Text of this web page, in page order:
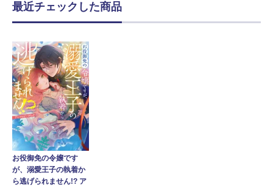
最近チェックした商品
お役御免の令嬢です
が、溺愛王子の執着か
ら逃げられません!? ア